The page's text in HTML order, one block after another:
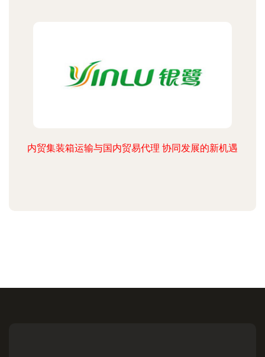
内贸集装箱运输与国内贸易代理 协同发展的新机遇